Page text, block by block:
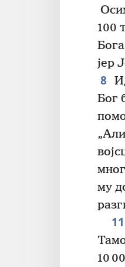
100
јер
8
Бог
му
11
10